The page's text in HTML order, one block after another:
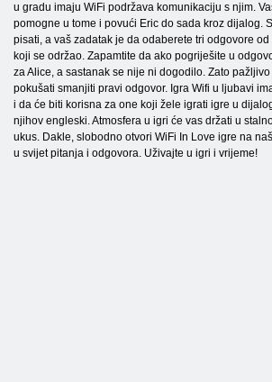
u gradu imaju WiFi podržava komunikaciju s njim.
pomogne u tome i povući Eric do sada kroz dijalog.
pisati, a vaš zadatak je da odaberete tri odgovore
koji se održao. Zapamtite da ako pogriješite u
za Alice, a sastanak se nije ni dogodilo. Zato
pokušati smanjiti pravi odgovor. Igra Wifi u ljubavi
i da će biti korisna za one koji žele igrati igre u
njihov engleski. Atmosfera u igri će vas držati u
ukus. Dakle, slobodno otvori WiFi In Love igre na
u svijet pitanja i odgovora. Uživajte u igri i vrijeme!